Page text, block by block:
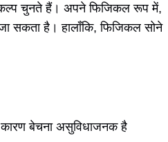
चुनते हैं। अपने फिजिकल रूप में,
सकता है। हालाँकि, फिजिकल सोने
कारण बेचना असुविधाजनक है